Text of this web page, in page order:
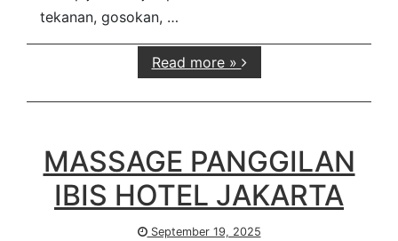
tekanan, gosokan, …
Read more »
MASSAGE PANGGILAN
IBIS HOTEL JAKARTA
September 19, 2025